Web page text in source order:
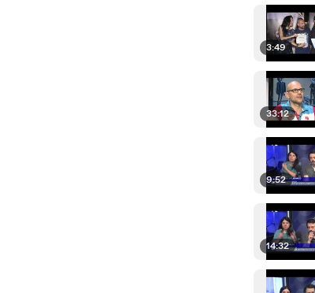
3:49
33:12
9:52
14:32